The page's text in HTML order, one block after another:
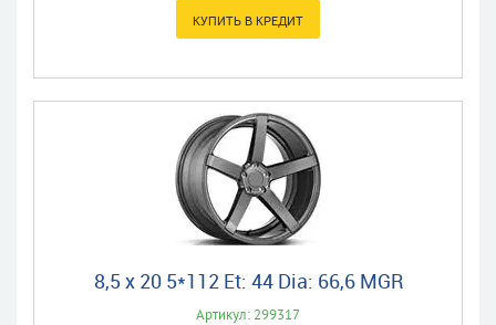
8,5 x 20 5*112 Et: 44 Dia: 66,6 MGR
Артикул: 299317